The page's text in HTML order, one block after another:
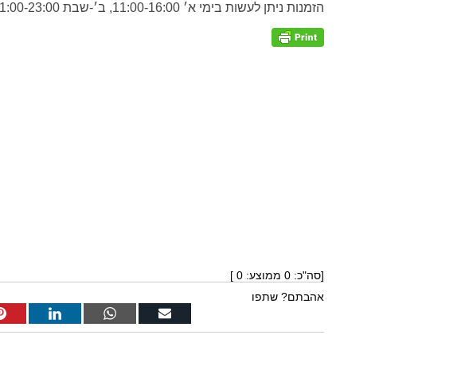
הזמנות ניתן לעשות בימי א׳ 11:00-16:00, ב׳-שבת 11:00-23:00
[סה"כ: 0 ממוצע: 0
]
אהבתם? שתפו